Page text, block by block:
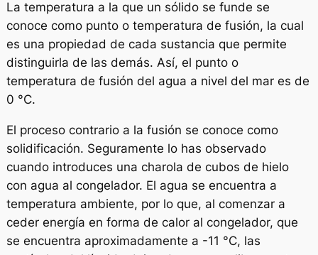
La temperatura a la que un sólido se funde se
conoce como punto o temperatura de fusión, la cual
es una propiedad de cada sustancia que permite
distinguirla de las demás. Así, el punto o
temperatura de fusión del agua a nivel del mar es de
0 °C.
El proceso contrario a la fusión se conoce como
solidificación. Seguramente lo has observado
cuando introduces una charola de cubos de hielo
con agua al congelador. El agua se encuentra a
temperatura ambiente, por lo que, al comenzar a
ceder energía en forma de calor al congelador, que
se encuentra aproximadamente a -11 °C, las